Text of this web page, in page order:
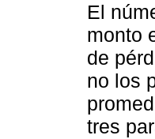
El
monto
de
no los
tres